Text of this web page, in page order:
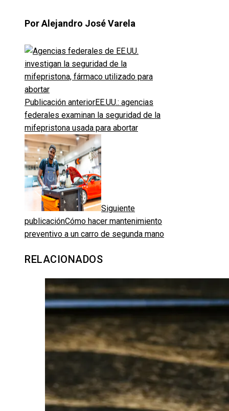
Por Alejandro José Varela
Publicación anteriorEE.UU.: agencias
federales examinan la seguridad de la
mifepristona usada para abortar
Siguiente
publicaciónCómo hacer mantenimiento
preventivo a un carro de segunda mano
RELACIONADOS